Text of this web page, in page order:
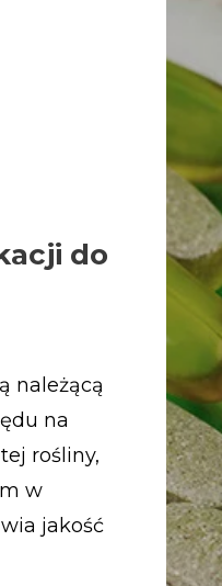
do
należącą
na
rośliny,
w
jakość